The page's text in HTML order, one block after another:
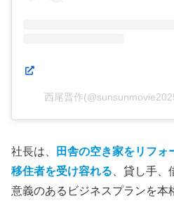
西尾晋作
社長は、
田舎の空き家をリフォ
移住者を受け容れる 、貸し手
意義のあるビジネスプランを本